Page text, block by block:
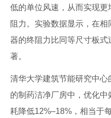
低的单位风速，从而实现
阻力。实验数据显示，在
器的终阻力比同等尺寸板
著。
清华大学建筑节能研究中心
的制药洁净厂房中，优化
耗降低12%–18%，相当于